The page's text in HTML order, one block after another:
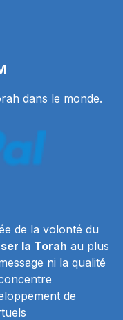
dans le monde.
de la volonté du
la Torah au plus
ni la qualité
de